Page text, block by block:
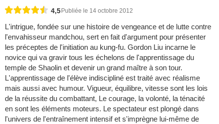
4,5 Publiée le 14 octobre 2012
L'intrigue, fondée sur une histoire de vengeance et de lutte contre
l'envahisseur mandchou, sert en fait d'argument pour présenter
les préceptes de l'initiation au kung-fu. Gordon Liu incarne le
novice qui va gravir tous les échelons de l'apprentissage du
temple de Shaolin et devenir un grand maître à son tour.
L'apprentissage de l'élève indiscipliné est traité avec réalisme
mais aussi avec humour. Vigueur, équilibre, vitesse sont les lois
de la réussite du combattant, Le courage, la volonté, la ténacité
en sont les éléments moteurs. Le spectateur est plongé dans
l'univers de l'entraînement intensif et s'imprègne lui-même de